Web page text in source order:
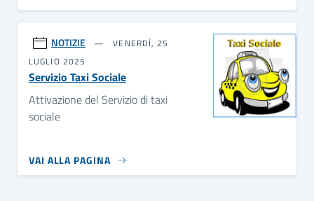
NOTIZIE
VENERDÌ, 25
LUGLIO 2025
Servizio Taxi Sociale
Attivazione del Servizio di taxi
sociale
VAI ALLA PAGINA